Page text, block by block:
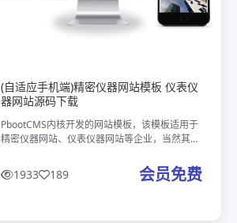
(自适应手机端)精密仪器网站模板 仪表仪
器网站源码下载
PbootCMS内核开发的网站模板，该模板适用于
精密仪器网站、仪表仪器网站等企业，当然其他
的即可；自适应手机端，同一个后台，数据即时
同步，简单适用！附带测试数
1933 189 会员免费